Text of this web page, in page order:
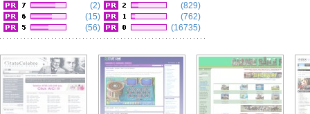
(2)
(15)
(56)
(829)
(762)
(16735)